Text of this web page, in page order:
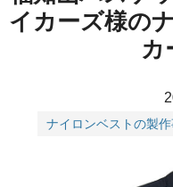
イカーズ様の
カ
ナイロンベストの製作